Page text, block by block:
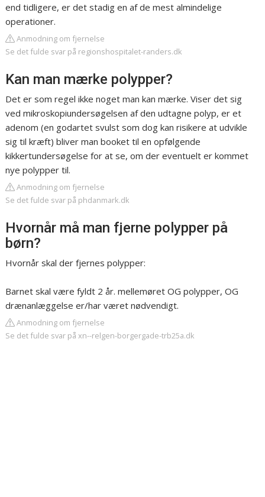
end tidligere, er det stadig en af de mest almindelige
operationer.
Anmodning om fjernelse
Se det fulde svar på regionshospitalet-randers.dk
Kan man mærke polypper?
Det er som regel ikke noget man kan mærke. Viser det sig
ved mikroskopiundersøgelsen af den udtagne polyp, er et
adenom (en godartet svulst som dog kan risikere at udvikle
sig til kræft) bliver man booket til en opfølgende
kikkertundersøgelse for at se, om der eventuelt er kommet
nye polypper til.
Anmodning om fjernelse
Se det fulde svar på phdanmark.dk
Hvornår må man fjerne polypper på
børn?
Hvornår skal der fjernes polypper:
Barnet skal være fyldt 2 år. mellemøret OG polypper, OG
drænanlæggelse er/har været nødvendigt.
Anmodning om fjernelse
Se det fulde svar på xn--relgen-borgergade-trb25a.dk